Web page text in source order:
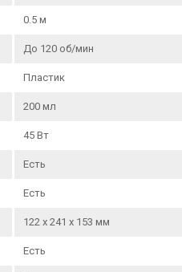
0.5 м
До 120 об/мин
Пластик
200 мл
45 Вт
Есть
Есть
122 х 241 х 153 мм
Есть